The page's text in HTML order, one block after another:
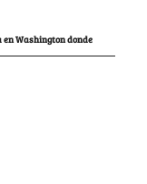
en Washington donde